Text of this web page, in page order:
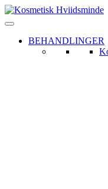
BEHANDLINGER